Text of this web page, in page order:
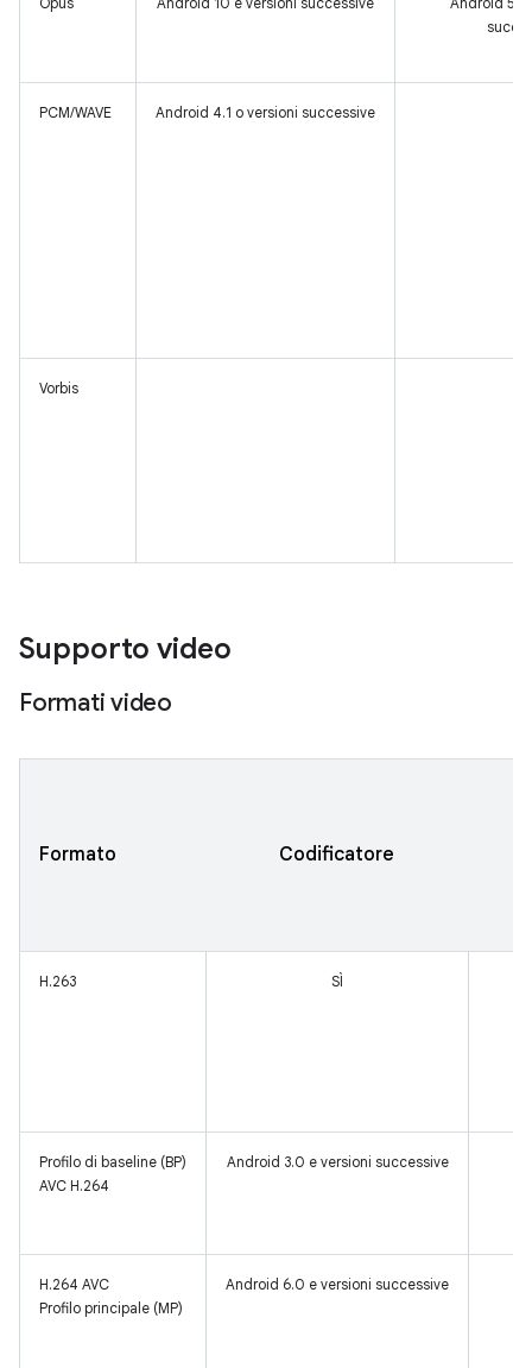
PCM/WAVE Android 4.1 o versioni successive
Vorbis
Supporto video
Formati video
Formato Codificatore
H.263 SÌ
Profilo di baseline (BP)
AVC H.264
Android 3.0 e versioni successive
H.264 AVC
Profilo principale (MP)
Android 6.0 e versioni successive